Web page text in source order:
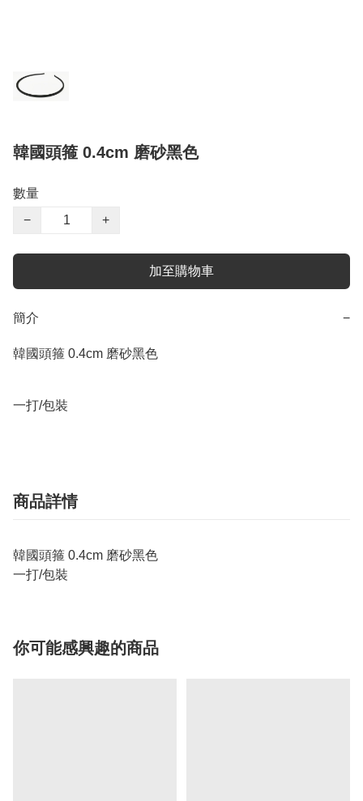
韓國頭箍 0.4cm 磨砂黑色
數量
−
+
加至購物車
簡介 −
韓國頭箍 0.4cm 磨砂黑色
一打/包裝
商品詳情
韓國頭箍 0.4cm 磨砂黑色
一打/包裝
你可能感興趣的商品